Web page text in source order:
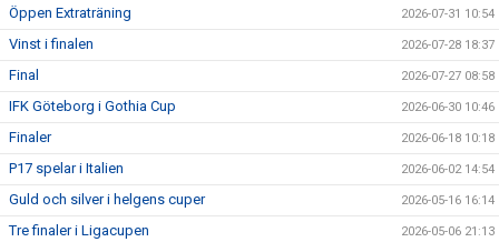
Öppen Extraträning 2026-07-31 10:54
Vinst i finalen 2026-07-28 18:37
Final 2026-07-27 08:58
IFK Göteborg i Gothia Cup 2026-06-30 10:46
Finaler 2026-06-18 10:18
P17 spelar i Italien 2026-06-02 14:54
Guld och silver i helgens cuper 2026-05-16 16:14
Tre finaler i Ligacupen 2026-05-06 21:13